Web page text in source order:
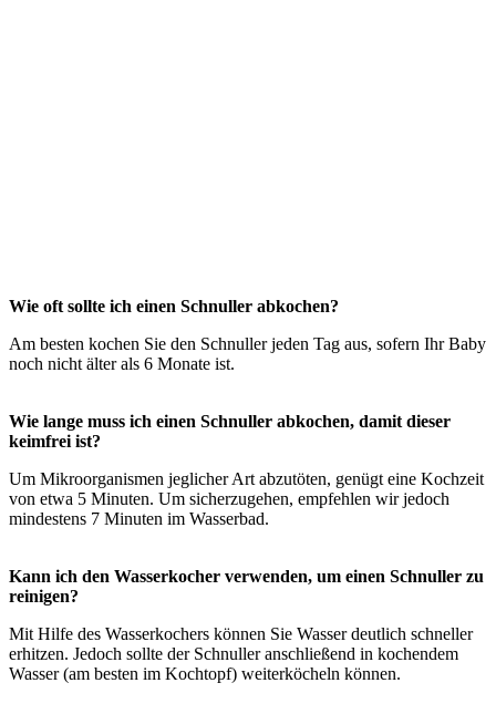
Wie oft sollte ich einen Schnuller abkochen?
Am besten kochen Sie den Schnuller jeden Tag aus, sofern Ihr Baby
noch nicht älter als 6 Monate ist.
Wie lange muss ich einen Schnuller abkochen, damit dieser
keimfrei ist?
Um Mikroorganismen jeglicher Art abzutöten, genügt eine Kochzeit
von etwa 5 Minuten. Um sicherzugehen, empfehlen wir jedoch
mindestens 7 Minuten im Wasserbad.
Kann ich den Wasserkocher verwenden, um einen Schnuller zu
reinigen?
Mit Hilfe des Wasserkochers können Sie Wasser deutlich schneller
erhitzen. Jedoch sollte der Schnuller anschließend in kochendem
Wasser (am besten im Kochtopf) weiterköcheln können.